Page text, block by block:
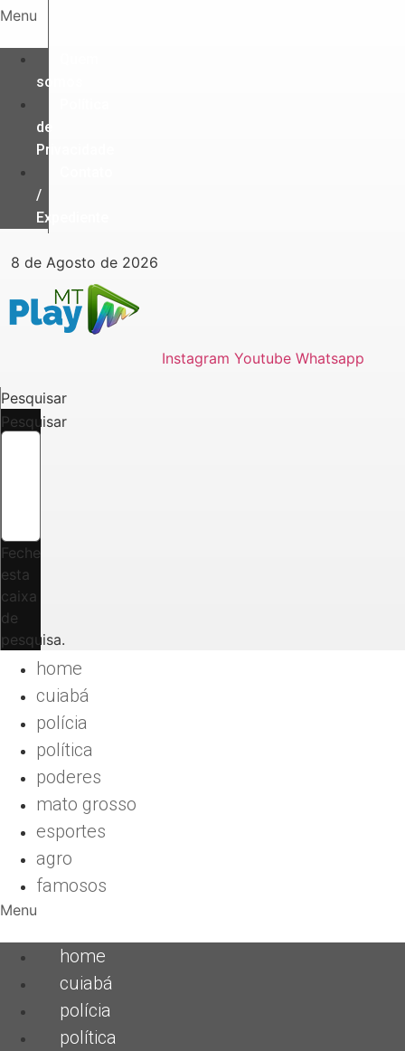
Ir
o
conteúdo
Menu
somos
de
Privacidade
/
Expediente
8 de Agosto de 2026
Instagram Youtube Whatsapp
Pesquisar
Pesquisar
Feche
esta
caixa
de
pesquisa.
home
cuiabá
polícia
política
poderes
mato grosso
esportes
agro
famosos
Menu
home
cuiabá
polícia
política